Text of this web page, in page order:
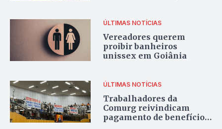
ÚLTIMAS NOTÍCIAS
Vereadores querem
proibir banheiros
unissex em Goiânia
ÚLTIMAS NOTÍCIAS
Trabalhadores da
Comurg reivindicam
pagamento de benefícios